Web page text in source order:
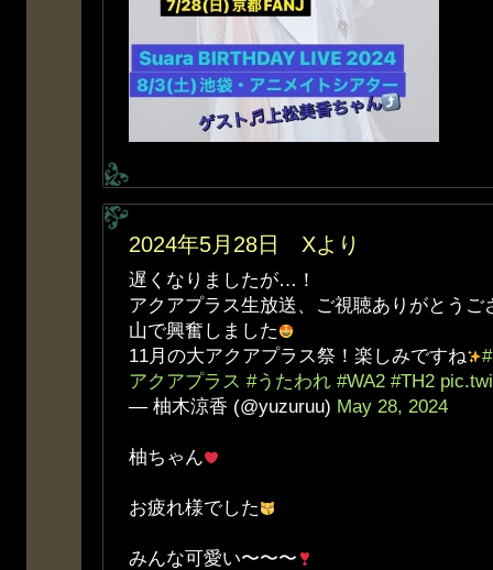
2024年5月28日 Xより
遅くなりましたが…！
アクアプラス生放送、ご視聴ありがとうご
山で興奮しました
11月の大アクアプラス祭！楽しみですね
アクアプラス #うたわれ #WA2 #TH2
— 柚木涼香 (@yuzuruu) May 28, 2024
柚ちゃん
お疲れ様でした
みんな可愛い〜〜〜